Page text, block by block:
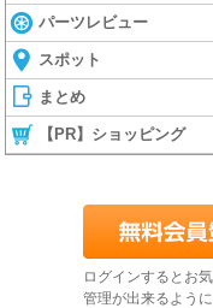
パーツレビュー
スポット
まとめ
【PR】ショッピング
ログインするとお
管理が出来るよう